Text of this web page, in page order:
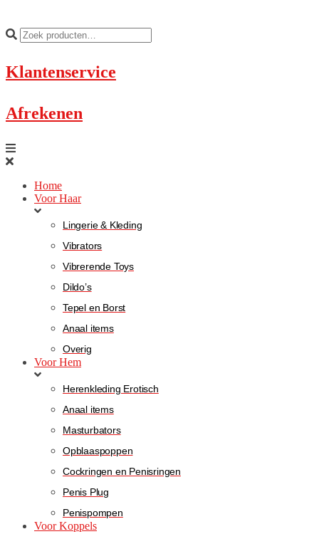
Klantenservice
Afrekenen
Home
Voor Haar
Lingerie & Kleding
Vibrators
Vibrerende Toys
Dildo’s
Tepel en Borst
Anaal items
Overig
Voor Hem
Herenkleding Erotisch
Anaal items
Masturbators
Opblaaspoppen
Cockringen en Penisringen
Penis Plug
Penispompen
Voor Koppels